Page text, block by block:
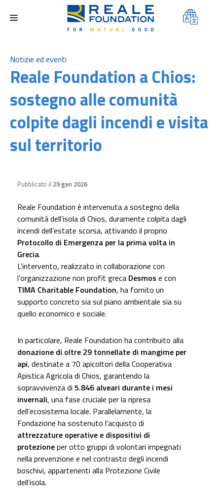
AREE DI INTERVENTO
PROGETTI
CONTEST
MEDIA
Notizie ed eventi
Reale Foundation a Chios:
sostegno alle comunità
colpite dagli incendi e visita
sul territorio
Pubblicato il 29 gen 2026
Reale Foundation è intervenuta a sostegno della
comunità dell’isola di Chios, duramente colpita dagli
incendi dell’estate scorsa, attivando il proprio
Protocollo di Emergenza per la prima volta in
Grecia.
L’intervento, realizzato in collaborazione con
l’organizzazione non profit greca Desmos e con
TIMA Charitable Foundation, ha fornito un
supporto concreto sia sul piano ambientale sia su
quello economico e sociale.
In particolare, Reale Foundation ha contribuito alla
donazione di oltre 29 tonnellate di mangime per
api, destinate a 70 apicoltori della Cooperativa
Apistica Agricola di Chios, garantendo la
sopravvivenza di 5.846 alveari durante i mesi
invernali, una fase cruciale per la ripresa
dell’ecosistema locale. Parallelamente, la
Fondazione ha sostenuto l’acquisto di
attrezzature operative e dispositivi di
protezioneper otto gruppi di volontari impegnati
nella prevenzione e nel contrasto degli incendi
boschivi, appartenenti alla Protezione Civile
dell’isola.